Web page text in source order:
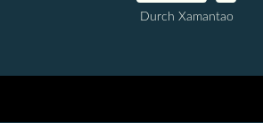
Durch Xamantao